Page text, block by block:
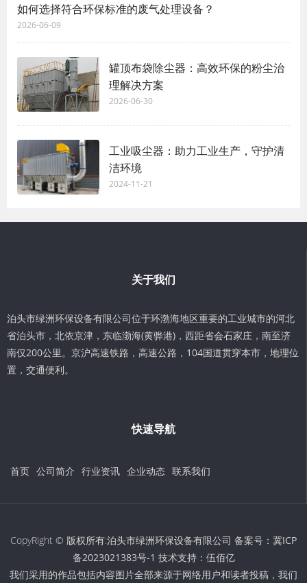
如何选择符合环保标准的废气处理设备？
2026-06-09
罐顶布袋除尘器：高效环保的粉尘治
理解决方案
2026-06-30
工业吸尘器：助力工业生产，守护清
洁环境
2024-11-21
关于我们
泊头市绿洲环保设备有限公司位于环渤海地区重要的工业城市的河北
省泊头市，北依京津，东临渤海(黄骅港)，西距省会石家庄，南至济
南仅200公里。京沪高速铁路，高速公路，104国道贯穿本市，地理位
置，交通便利。
快速导航
首页 公司简介 行业资讯 企业动态 联系我们
CopyRight © 版权所有:泊头市绿洲环保设备有限公司 备案号： 冀ICP
备2023021383号-1 技术支持： 伍佰亿
我们采用的作品包括内容图片全部来源于网络用户和读者投稿，我们